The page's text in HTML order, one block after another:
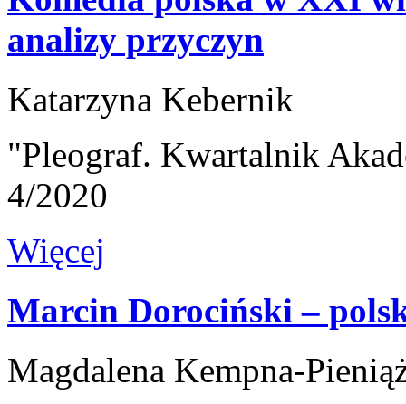
analizy przyczyn
Katarzyna Kebernik
"Pleograf. Kwartalnik
4/2020
Więcej
Marcin Dorociński –
Magdalena Kempna-